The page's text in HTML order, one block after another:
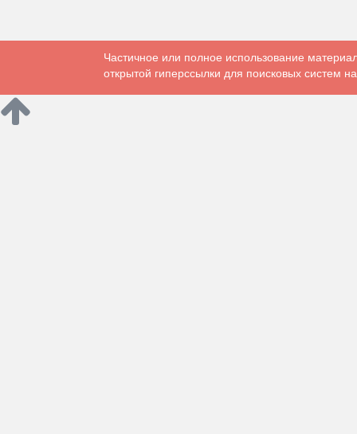
Частичное или полное использование
открытой гиперссылки для поисковых систем